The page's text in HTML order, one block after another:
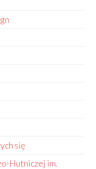
się
Hutniczej im.